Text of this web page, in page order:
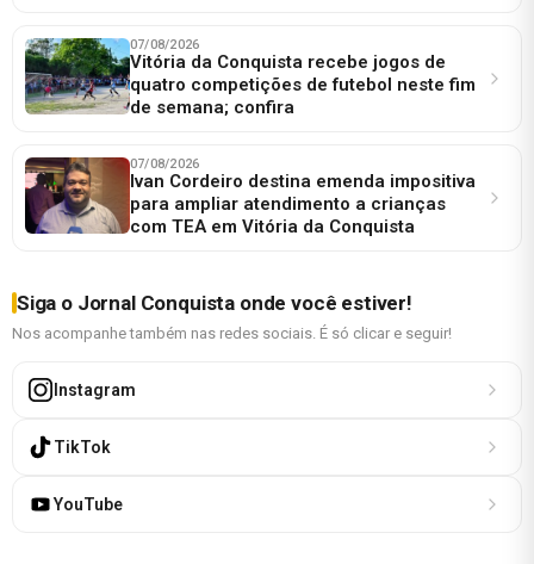
07/08/2026
Vitória da Conquista recebe jogos de
quatro competições de futebol neste fim
de semana; confira
07/08/2026
Ivan Cordeiro destina emenda impositiva
para ampliar atendimento a crianças
com TEA em Vitória da Conquista
Siga o Jornal Conquista onde você estiver!
Nos acompanhe também nas redes sociais. É só clicar e seguir!
Instagram
TikTok
YouTube